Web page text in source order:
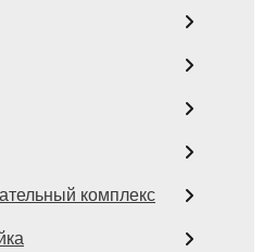
комплекс